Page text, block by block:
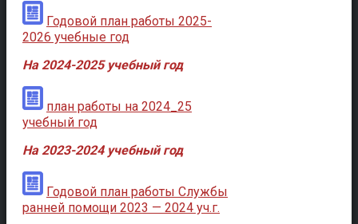
Годовой план работы 2025-
2026 учебные год
На 2024-2025 учебный год
план работы на 2024_25
учебный год
На 2023-2024 учебный год
Годовой план работы Службы
ранней помощи 2023 — 2024 уч.г.